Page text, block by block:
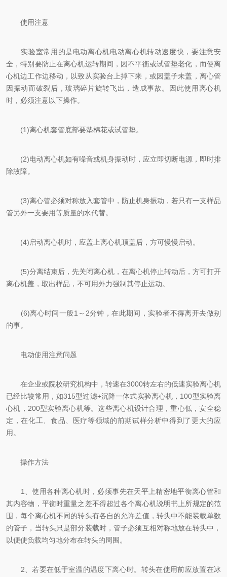
使用注意
实验室常用的是电动离心机电动离心机转动速度快，要注意安
全，特别要防止在离心机运转期间，因不平衡或试管垫老化，而使离
心机边工作边移动，以致从实验台上掉下来，或因盖子未盖，离心管
因振动而破裂后，玻璃碎片旋转飞出，造成事故。因此使用离心机
时，必须注意以下操作。
(1)离心机套管底部要垫棉花或试管垫。
(2)电动离心机如有噪音或机身振动时，应立即切断电源，即时排
除故障。
(3)离心管必须对称放入套管中，防止机身振动，若只有一支样品
管另外一支要用等质量的水代替。
(4)启动离心机时，应盖上离心机顶盖后，方可慢慢启动。
(5)分离结束后，先关闭离心机，在离心机停止转动后，方可打开
离心机盖，取出样品，不可用外力强制其停止运动。
(6)离心时间一般1～2分钟，在此期间，实验者不得离开去做别
的事。
电动使用注意问题
在企业或院校研究机构中，转速在3000转左右的低速实验离心机
已经比较常用，如315型过滤+沉降一体式实验离心机，100型实验离
心机，200型实验离心机等。这些离心机设计合理，重心低，安全稳
定，在化工、食品、医疗等领域的前期试样分析中得到了更大的应
用。
操作方法
1、使用各种离心机时，必须事先在天平上精密地平衡离心管和
其内容物，平衡时重量之差不得超过各个离心机说明书上所规定的范
围，每个离心机不同的转头有各自的允许差值，转头中不能装载单数
的管子，当转头只是部分装载时，管子必须互相对称地放在转头中，
以便使负载均匀地分布在转头的周围。
2、若要在低于室温的温度下离心时。转头在使用前应放置在冰